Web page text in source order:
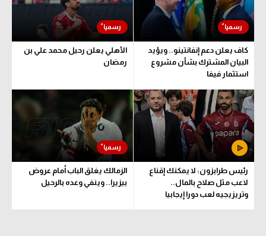
كاف يعلن دعم إنفانتينو.. ويؤيد
البيان المشترك بشأن مشروع
استثمار فيفا
الأهلي يعلن رحيل محمد علي بن
رمضان
رئيس طرابزون: لا يمكنك إقناع
لاعب مثل صلاح بالمال..
وتريزيجيه لعب دورا إيجابيا
الزمالك يغلق الباب أمام عروض
بيزيرا.. وينفي وعده بالرحيل